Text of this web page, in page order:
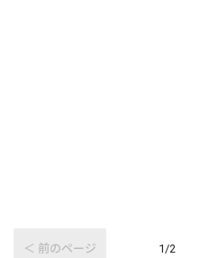
＜ 前のページ 1/2